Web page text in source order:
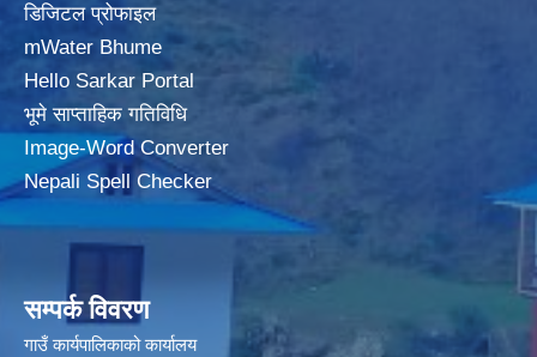
डिजिटल प्रोफाइल
mWater Bhume
Hello Sarkar Portal
भूमे साप्ताहिक गतिविधि
Image-Word Converter
Nepali Spell Checker
सम्पर्क विवरण
गाउँ कार्यपालिकाको कार्यालय